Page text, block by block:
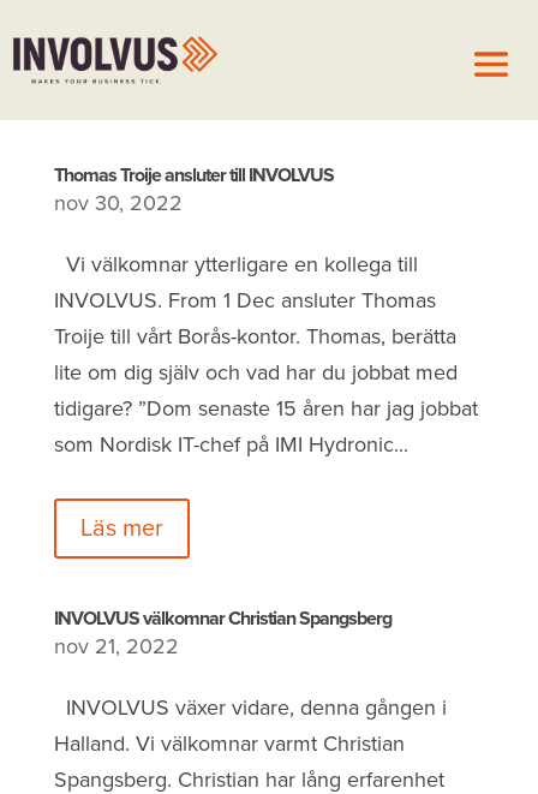
Thomas Troije ansluter till INVOLVUS
nov 30, 2022
Vi välkomnar ytterligare en kollega till
INVOLVUS. From 1 Dec ansluter Thomas
Troije till vårt Borås-kontor. Thomas, berätta
lite om dig själv och vad har du jobbat med
tidigare? ”Dom senaste 15 åren har jag jobbat
som Nordisk IT-chef på IMI Hydronic...
Läs mer
INVOLVUS välkomnar Christian Spangsberg
nov 21, 2022
INVOLVUS växer vidare, denna gången i
Halland. Vi välkomnar varmt Christian
Spangsberg. Christian har lång erfarenhet